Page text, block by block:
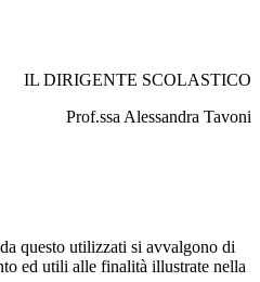
IL DIRIGENTE SCOLASTICO
Prof.ssa Alessandra Tavoni
questo utilizzati si avvalgono di
ed utili alle finalità illustrate nella